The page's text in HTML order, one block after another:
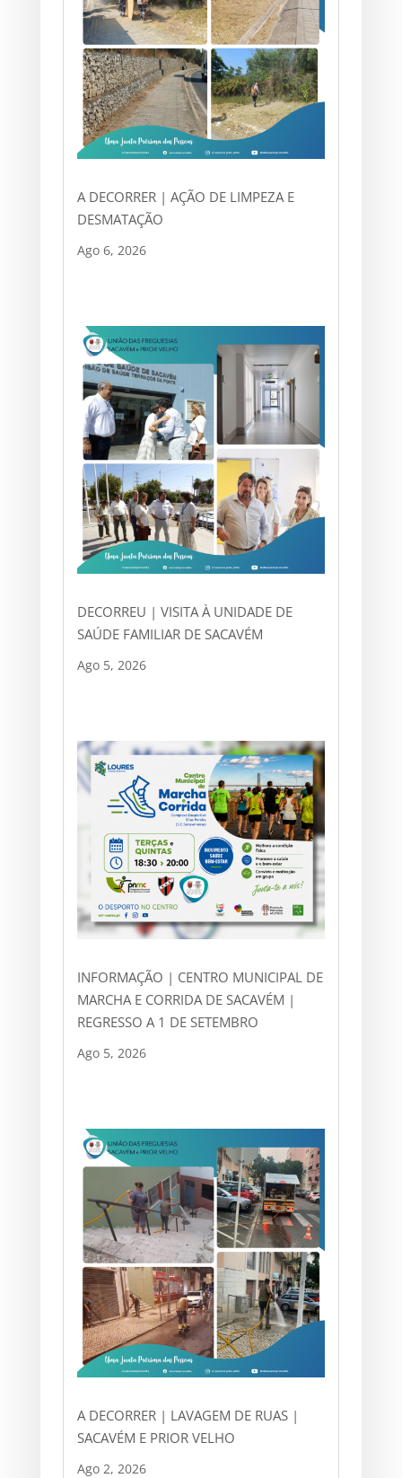
A DECORRER | AÇÃO DE LIMPEZA E
DESMATAÇÃO
Ago 6, 2026
DECORREU | VISITA À UNIDADE DE
SAÚDE FAMILIAR DE SACAVÉM
Ago 5, 2026
INFORMAÇÃO | CENTRO MUNICIPAL DE
MARCHA E CORRIDA DE SACAVÉM |
REGRESSO A 1 DE SETEMBRO
Ago 5, 2026
A DECORRER | LAVAGEM DE RUAS |
SACAVÉM E PRIOR VELHO
Ago 2, 2026